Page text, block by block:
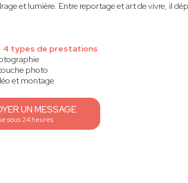
et lumière. Entre reportage et art de vivre, il
4 types de prestations
photo
et montage
UN MESSAGE
sous 24 heures